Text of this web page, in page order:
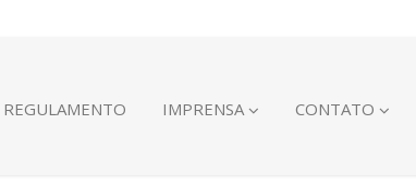
REGULAMENTO IMPRENSA CONTATO